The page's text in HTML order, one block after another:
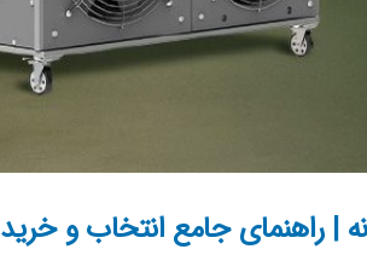
| راهنمای جامع انتخاب و خرید